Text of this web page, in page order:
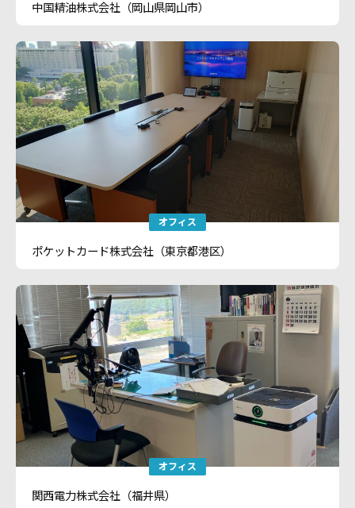
中国精油株式会社（岡山県岡山市）
オフィス
ポケットカード株式会社（東京都港区）
オフィス
関西電力株式会社（福井県）